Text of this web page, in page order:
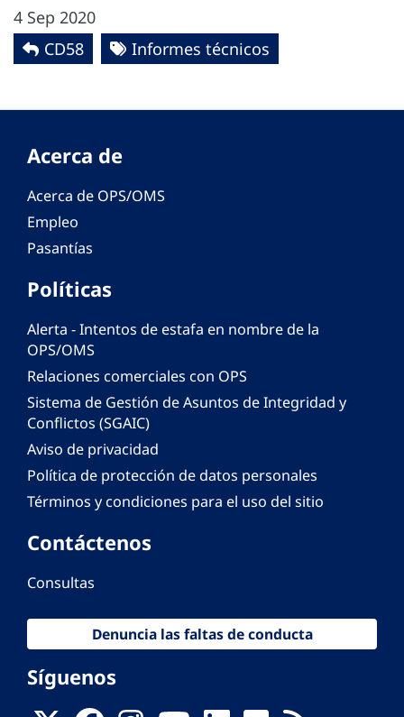
4 Sep 2020
CD58
Informes técnicos
Acerca de
Acerca de OPS/OMS
Empleo
Pasantías
Políticas
Alerta - Intentos de estafa en nombre de la
OPS/OMS
Relaciones comerciales con OPS
Sistema de Gestión de Asuntos de Integridad y
Conflictos (SGAIC)
Aviso de privacidad
Política de protección de datos personales
Términos y condiciones para el uso del sitio
Contáctenos
Consultas
Denuncia las faltas de conducta
Síguenos